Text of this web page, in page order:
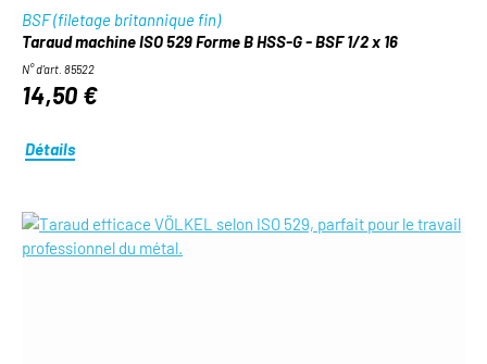
BSF (filetage britannique fin)
Taraud machine ISO 529 Forme B HSS-G - BSF 1/2 x 16
N° d'art. 85522
14,50 €
Détails